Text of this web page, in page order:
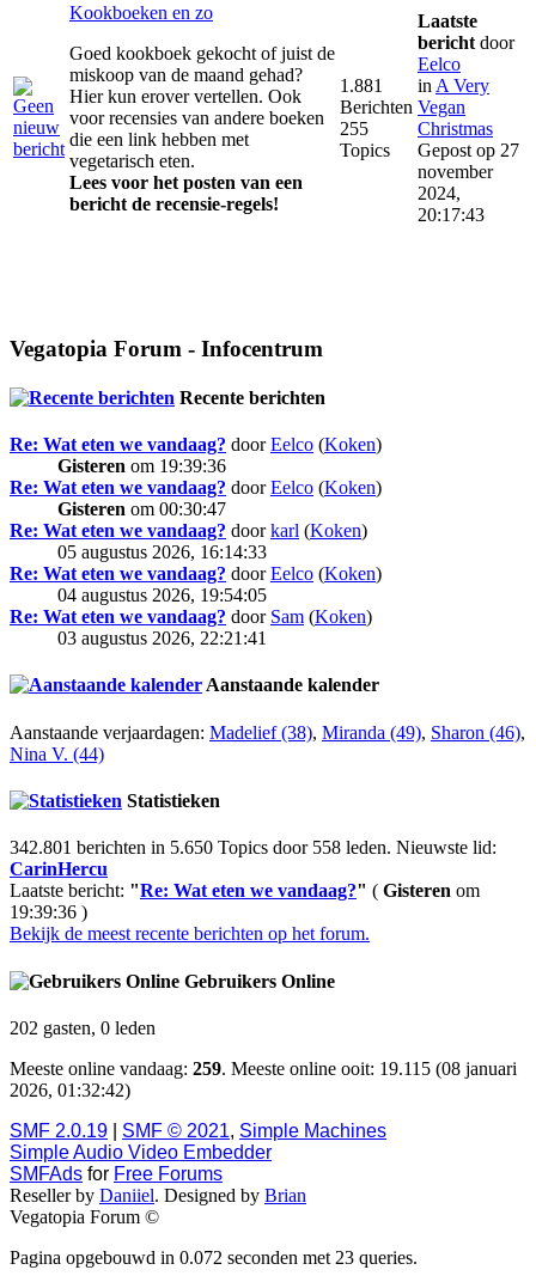
Kookboeken en zo
Goed kookboek gekocht of juist de
miskoop van de maand gehad?
Hier kun erover vertellen. Ook
voor recensies van andere boeken
die een link hebben met
vegetarisch eten.
Lees voor het posten van een
bericht de recensie-regels!
1.881
Berichten
255
Topics
Laatste
bericht door
Eelco
in A Very
Vegan
Christmas
Gepost op 27
november
2024,
20:17:43
Vegatopia Forum - Infocentrum
Recente berichten
Re: Wat eten we vandaag? doorEelco (Koken)
Gisteren om 19:39:36
Re: Wat eten we vandaag? doorEelco (Koken)
Gisteren om 00:30:47
Re: Wat eten we vandaag? doorkarl (Koken)
05 augustus 2026, 16:14:33
Re: Wat eten we vandaag? doorEelco (Koken)
04 augustus 2026, 19:54:05
Re: Wat eten we vandaag? door Sam (Koken)
03 augustus 2026, 22:21:41
Aanstaande kalender
Aanstaande verjaardagen: Madelief (38), Miranda (49), Sharon (46),
Nina V. (44)
Statistieken
342.801 berichten in 5.650 Topics door 558 leden. Nieuwste lid:
CarinHercu
Laatste bericht: "Re: Wat eten we vandaag?" ( Gisteren om
19:39:36 )
Bekijk de meest recente berichten op het forum.
Gebruikers Online
202 gasten, 0 leden
Meeste online vandaag: 259. Meeste online ooit: 19.115 (08 januari
2026, 01:32:42)
SMF 2.0.19
SMF © 2021, Simple Machines
Simple Audio Video Embedder
SMFAds for Free Forums
Reseller by Daniiel. Designed by Brian
Vegatopia Forum ©
Pagina opgebouwd in 0.072 seconden met 23 queries.